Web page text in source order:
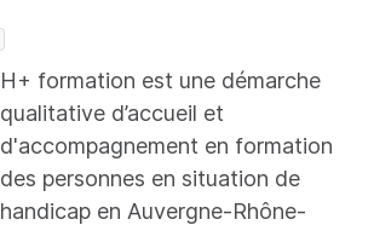
H+ formation est une démarche
qualitative d’accueil et
d'accompagnement en formation
des personnes en situation de
handicap en Auvergne-Rhône-